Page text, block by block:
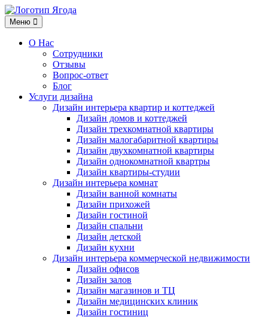
Меню
Меню
О Нас
Сотрудники
Отзывы
Вопрос-ответ
Блог
Услуги дизайна
Дизайн интерьера квартир и коттеджей
Дизайн домов и коттеджей
Дизайн трехкомнатной квартиры
Дизайн малогабаритной квартиры
Дизайн двухкомнатной квартиры
Дизайн однокомнатной квартры
Дизайн квартиры-студии
Дизайн интерьера комнат
Дизайн ванной комнаты
Дизайн прихожей
Дизайн гостиной
Дизайн спальни
Дизайн детской
Дизайн кухни
Дизайн интерьера коммерческой недвижимости
Дизайн офисов
Дизайн залов
Дизайн магазинов и ТЦ
Дизайн медицинских клиник
Дизайн гостиниц